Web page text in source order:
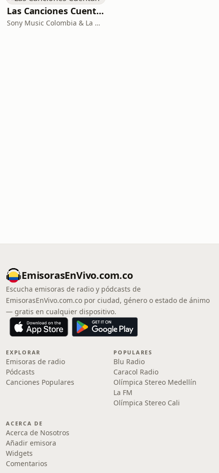
Las Canciones Cuentan
Sony Music Colombia & La No Ficción
EmisorasEnVivo.com.co
Escucha emisoras de radio y pódcasts de
EmisorasEnVivo.com.co por ciudad, género o estado de ánimo
— gratis en cualquier dispositivo.
EXPLORAR
Emisoras de radio
Pódcasts
Canciones Populares
POPULARES
Blu Radio
Caracol Radio
Olímpica Stereo Medellín
La FM
Olímpica Stereo Cali
ACERCA DE
Acerca de Nosotros
Añadir emisora
Widgets
Comentarios